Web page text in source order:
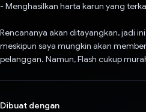
- Menghasilkan harta karun yang
Rencananya akan ditayangkan, jadi
meskipun saya mungkin akan
pelanggan. Namun, Flash cukup
Dibuat dengan